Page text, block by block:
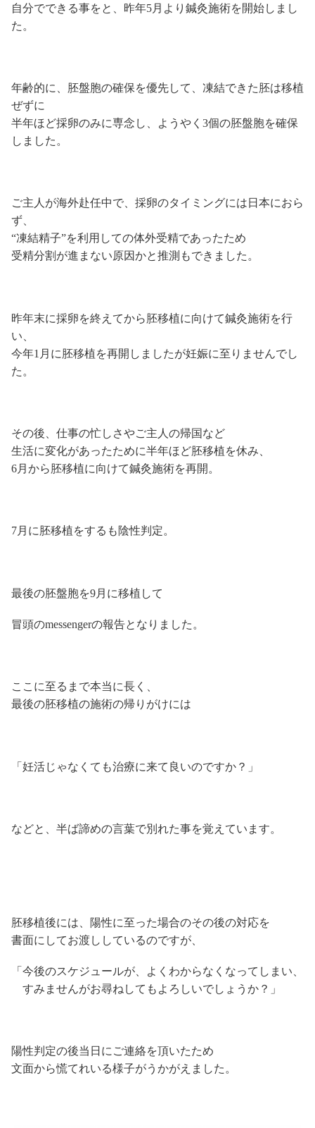
自分でできる事をと、昨年5月より鍼灸施術を開始しまし
た。
年齢的に、胚盤胞の確保を優先して、凍結できた胚は移植
ぜずに
半年ほど採卵のみに専念し、ようやく3個の胚盤胞を確保
しました。
ご主人が海外赴任中で、採卵のタイミングには日本におら
ず、
“凍結精子”を利用しての体外受精であったため
受精分割が進まない原因かと推測もできました。
昨年末に採卵を終えてから胚移植に向けて鍼灸施術を行
い、
今年1月に胚移植を再開しましたが妊娠に至りませんでし
た。
その後、仕事の忙しさやご主人の帰国など
生活に変化があったために半年ほど胚移植を休み、
6月から胚移植に向けて鍼灸施術を再開。
7月に胚移植をするも陰性判定。
最後の胚盤胞を9月に移植して
冒頭のmessengerの報告となりました。
ここに至るまで本当に長く、
最後の胚移植の施術の帰りがけには
「妊活じゃなくても治療に来て良いのですか？」
などと、半ば諦めの言葉で別れた事を覚えています。
胚移植後には、陽性に至った場合のその後の対応を
書面にしてお渡ししているのですが、
「今後のスケジュールが、よくわからなくなってしまい、
すみませんがお尋ねしてもよろしいでしょうか？」
陽性判定の後当日にご連絡を頂いたため
文面から慌てれいる様子がうかがえました。